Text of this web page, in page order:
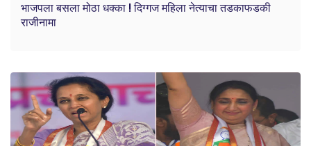
भाजपला बसला मोठा धक्का ! दिग्गज महिला नेत्याचा तडकाफडकी
राजीनामा